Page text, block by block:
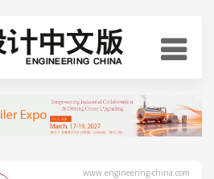
www.engineering-china.com